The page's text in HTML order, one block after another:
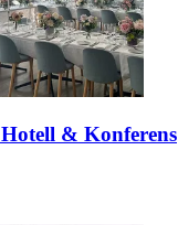
& Konferens